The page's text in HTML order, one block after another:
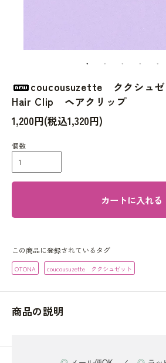
coucousuzette ククシュ
Hair Clip ヘアクリップ
1,200円(税込1,320円)
個数
カートに入れる
この商品に登録されているタグ
OTONA coucousuzette ククシュゼット
商品の説明